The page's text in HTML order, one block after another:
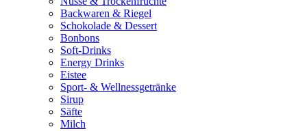
Backwaren & Riegel
Schokolade & Dessert
Bonbons
Soft-Drinks
Energy Drinks
Eistee
Sport- & Wellnessgetränke
Sirup
Säfte
Milch